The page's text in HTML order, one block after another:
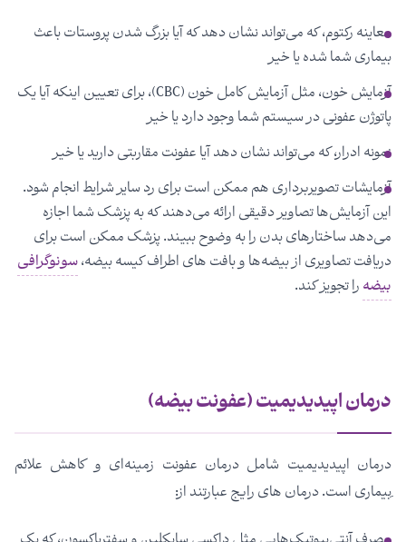
معاینه رکتوم، که می‌تواند نشان دهد که آیا بزرگ شدن پروستات باعث
بیماری شما شده یا خیر
آزمایش خون، مثل آزمایش کامل خون (CBC)، برای تعیین اینکه آیا یک
پاتوژن عفونی در سیستم شما وجود دارد یا خیر
نمونه ادرار، که می‌تواند نشان دهد آیا عفونت مقاربتی دارید یا خیر
آزمایشات تصویربرداری هم ممکن است برای رد سایر شرایط انجام شود.
این آزمایش‌ها تصاویر دقیقی ارائه می‌دهند که به پزشک شما اجازه
می‌دهد ساختارهای بدن را به وضوح ببیند. پزشک ممکن است برای
دریافت تصاویری از بیضه‌ها و بافت های اطراف کیسه بیضه،سونوگرافی
بیضهرا تجویز کند.
درمان اپیدیدیمیت (عفونت بیضه)
درمان اپیدیدیمیت شامل درمان عفونت زمینه‌ای و کاهش علائم
ِبیماری است. درمان های رایج عبارتند از: